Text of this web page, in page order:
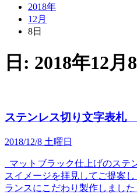
2018年
12月
8日
日: 2018年12月
ステンレス切り文字表札
2018/12/8 土曜日
マットブラック仕上げのステ
スイメージを拝見してご提案
ランスにこだわり製作しまし